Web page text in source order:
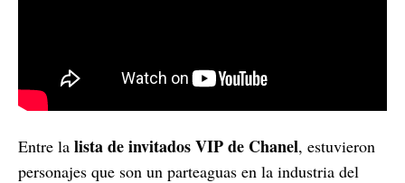
Entre la lista de invitados VIP de Chanel, estuvieron
personajes que son un parteaguas en la industria del